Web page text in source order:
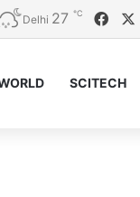
Delhi 27 ℃
SCITECH